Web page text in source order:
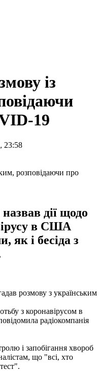
із
19
23:58
дії щодо
в США
як і бесіда з
розмову з українським
з коронавірусом в
радіокомпанія
і запобігання хвороб
що "всі, хто